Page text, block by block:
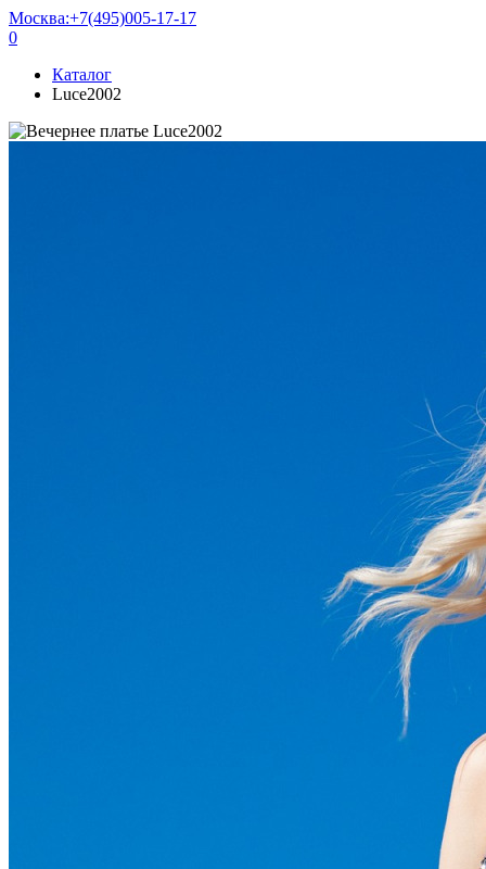
Москва:+7(495)005-17-17
0
Каталог
Luce2002